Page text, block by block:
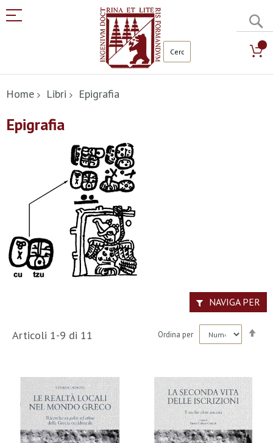
al
contenuto
Home Libri Epigrafia
Epigrafia
Articoli 1-9 di 11 Ordina per
NAVIGA PER